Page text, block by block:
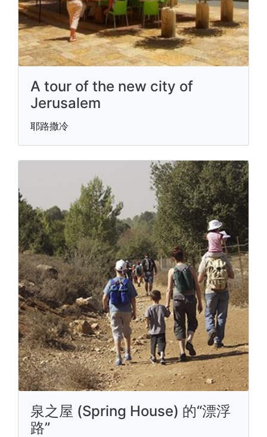
A tour of the new city of
Jerusalem
耶路撒冷
泉之屋 (Spring House) 的“漂浮
路”